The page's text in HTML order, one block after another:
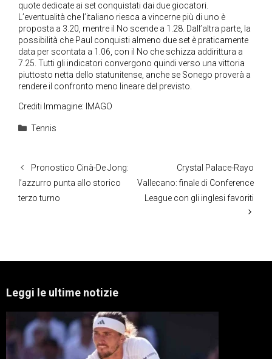
quote dedicate ai set conquistati dai due giocatori.
L’eventualità che l’italiano riesca a vincerne più di uno è
proposta a 3.20, mentre il No scende a 1.28. Dall’altra parte, la
possibilità che Paul conquisti almeno due set è praticamente
data per scontata a 1.06, con il No che schizza addirittura a
7.25. Tutti gli indicatori convergono quindi verso una vittoria
piuttosto netta dello statunitense, anche se Sonego proverà a
rendere il confronto meno lineare del previsto.
Crediti Immagine: IMAGO
Categorie
Tennis
Pronostico Cinà-De Jong:
l’azzurro punta allo storico
terzo turno
Crystal Palace-Rayo
Vallecano: finale di Conference
League con gli inglesi favoriti
Leggi le ultime notizie